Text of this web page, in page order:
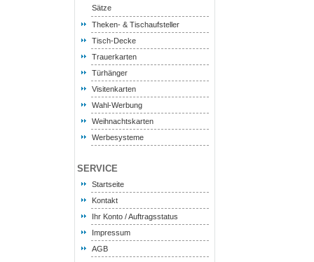
Sätze
Theken- & Tischaufsteller
Tisch-Decke
Trauerkarten
Türhänger
Visitenkarten
Wahl-Werbung
Weihnachtskarten
Werbesysteme
SERVICE
Startseite
Kontakt
Ihr Konto / Auftragsstatus
Impressum
AGB